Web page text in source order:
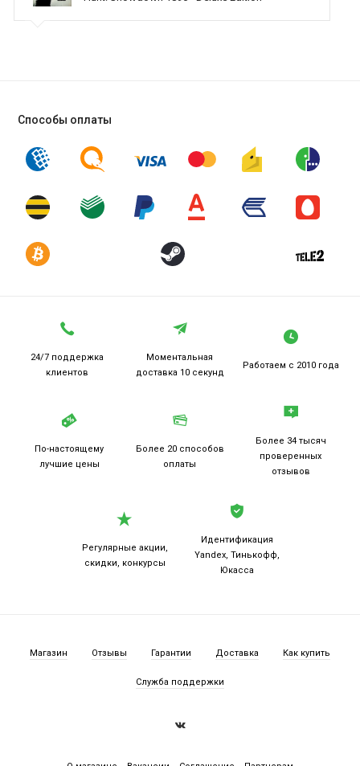
Способы оплаты
24/7 поддержка
клиентов
Моментальная
доставка 10 секунд
Работаем с 2010 года
По-настоящему
лучшие цены
Более 20 способов
оплаты
Более 34 тысяч
проверенных
отзывов
Регулярные акции,
скидки, конкурсы
Идентификация
Yandex, Тинькофф,
Юкасса
Магазин Отзывы Гарантии Доставка Как купить
Служба поддержки